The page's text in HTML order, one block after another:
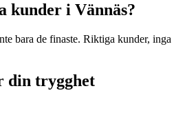
kunder i Vännäs?
bara de finaste. Riktiga kunder, inga
din trygghet